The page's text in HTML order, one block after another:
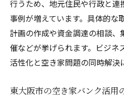
行うため、地元住民や行政と連
事例が増えています。具体的な
計画の作成や資金調達の相談、
催などが挙げられます。ビジネ
活性化と空き家問題の同時解決
東大阪市の空き家バンク活用